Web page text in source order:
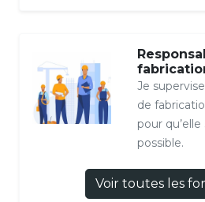
Je
de
pour
possible.
Voir toutes les